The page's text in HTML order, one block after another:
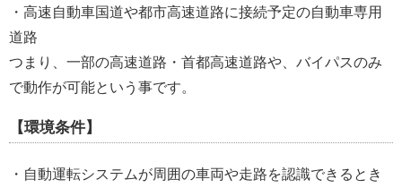
・高速自動車国道や都市高速道路に接続予定の自動車専用
道路
つまり、一部の高速道路・首都高速道路や、バイパスのみ
で動作が可能という事です。
【環境条件】
・自動運転システムが周囲の車両や走路を認識できるとき